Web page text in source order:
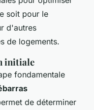
soit pour le
d'autres
de logements.
initiale
fondamentale
de déterminer